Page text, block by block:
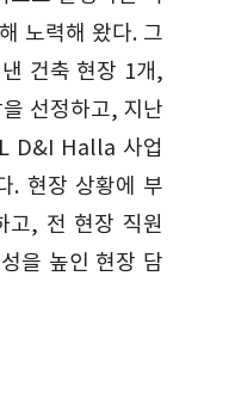
노력해 왔다. 그
건축 현장 1개,
선정하고, 지난
D&I Halla 사업
. 현장 상황에 부
고, 전 현장 직원
을 높인 현장 담